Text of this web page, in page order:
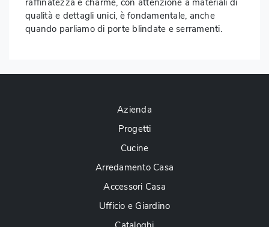
raffinatezza e charme, con attenzione a materiali di
qualità e dettagli unici, è fondamentale, anche
quando parliamo di porte blindate e serramenti.
Azienda
Progetti
Cucine
Arredamento Casa
Accessori Casa
Ufficio e Giardino